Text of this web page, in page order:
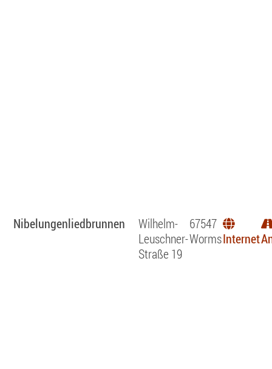
Nibelungenliedbrunnen
Wilhelm-
Leuschner-
Straße 19
67547
WormsInternet